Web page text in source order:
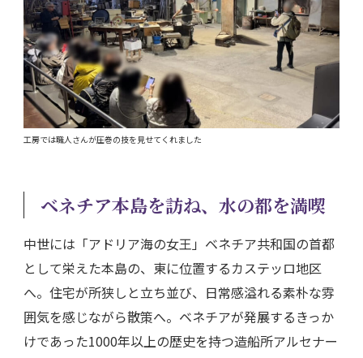
工房では職人さんが圧巻の技を見せてくれました
ベネチア本島を訪ね、水の都を満喫
中世には「アドリア海の女王」ベネチア共和国の首都
として栄えた本島の、東に位置するカステッロ地区
へ。住宅が所狭しと立ち並び、日常感溢れる素朴な雰
囲気を感じながら散策へ。ベネチアが発展するきっか
けであった1000年以上の歴史を持つ造船所アルセナー